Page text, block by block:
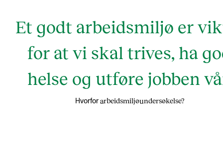
Et godt arbeidsmiljø er
for at vi skal trives, ha
helse og utføre jobben
Hvorfor arbeidsmiljøundersøkelse?